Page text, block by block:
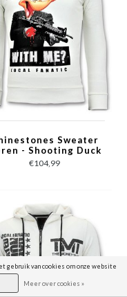
Sweater
- Shooting Duck
Gun Trui - Wit
€104,99
gebruik van cookies om onze website
Meer over cookies »